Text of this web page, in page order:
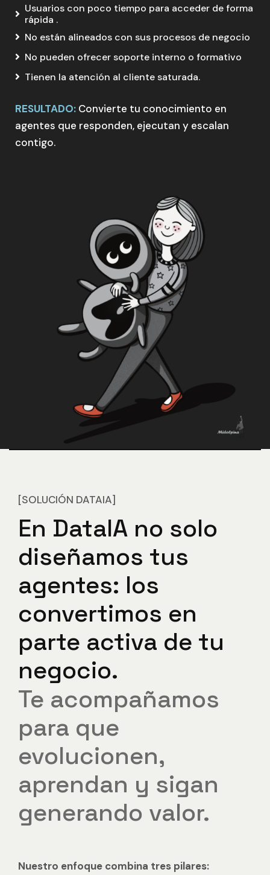
Usuarios con poco tiempo para acceder de forma
rápida .
No están alineados con sus procesos de negocio
No pueden ofrecer soporte interno o formativo
Tienen la atención al cliente saturada.
RESULTADO: Convierte tu conocimiento en
agentes que responden, ejecutan y escalan
contigo.
[SOLUCIÓN DATAIA]
En DataIA no solo
diseñamos tus
agentes: los
convertimos en
parte activa de tu
negocio.
Te acompañamos
para que
evolucionen,
aprendan y sigan
generando valor.
Nuestro enfoque combina tres pilares: